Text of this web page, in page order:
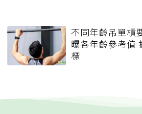
不同年齡吊單槓
曝各年齡參考值
標